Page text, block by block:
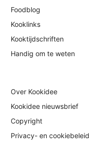
Foodblog
Kooklinks
Kooktijdschriften
Handig om te weten
Over Kookidee
Kookidee nieuwsbrief
Copyright
Privacy- en cookiebeleid